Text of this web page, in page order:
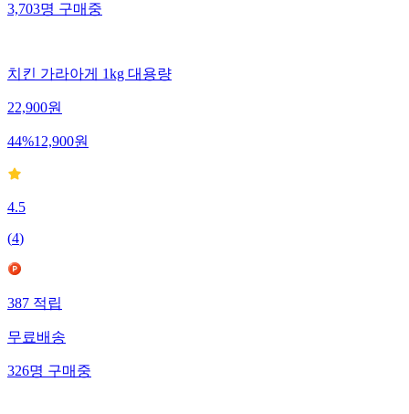
3,703명 구매중
치킨 가라아게 1kg 대용량
22,900원
44%12,900원
4.5
(4)
387 적립
무료배송
326명 구매중